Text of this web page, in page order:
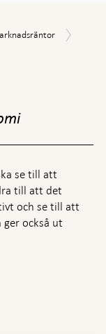
se till att
till att det
och se till att
ger också ut